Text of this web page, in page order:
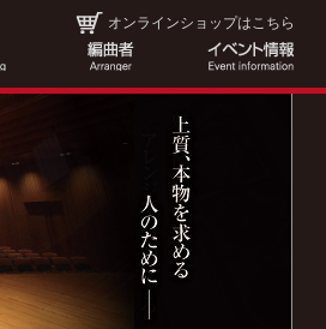
オンラインショップはこちら